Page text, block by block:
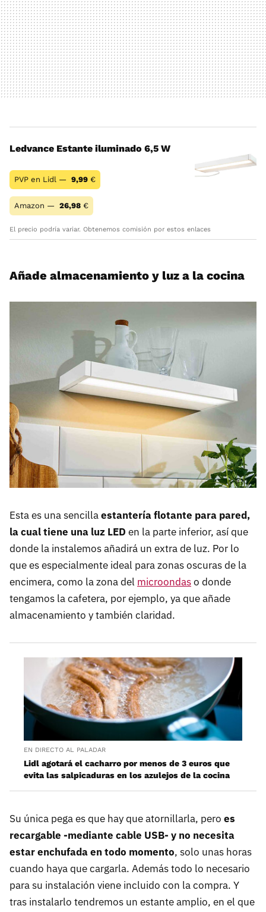
Ledvance Estante iluminado 6,5 W
PVP en Lidl — 9,99 €
Amazon — 26,98 €
El precio podría variar. Obtenemos comisión por estos enlaces
Añade almacenamiento y luz a la cocina
Esta es una sencillaestantería flotante para pared,
la cual tiene una luz LED en la parte inferior, así que
donde la instalemos añadirá un extra de luz. Por lo
que es especialmente ideal para zonas oscuras de la
encimera, como la zona del microondaso donde
tengamos la cafetera, por ejemplo, ya que añade
almacenamiento y también claridad.
EN DIRECTO AL PALADAR
Lidl agotará el cacharro por menos de 3 euros que
evita las salpicaduras en los azulejos de la cocina
Su única pega es que hay que atornillarla, pero es
recargable -mediante cable USB- y no necesita
estar enchufada en todo momento, solo unas horas
cuando haya que cargarla. Además todo lo necesario
para su instalación viene incluido con la compra. Y
tras instalarlo tendremos un estante amplio, en el que